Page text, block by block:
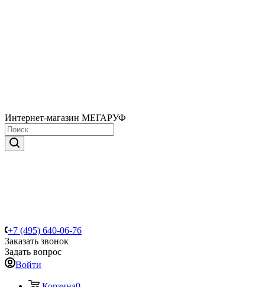
Интернет-магазин МЕГАРУФ
+7 (495) 640-06-76
Заказать звонок
Задать вопрос
Войти